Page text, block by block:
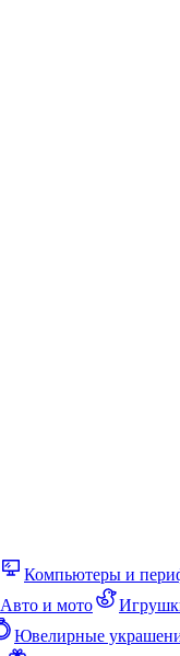
Компьютеры и
Авто и мото
Ювелирные